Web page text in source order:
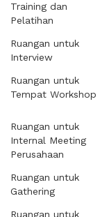
Training dan
Pelatihan
Ruangan untuk
Interview
Ruangan untuk
Tempat Workshop
Ruangan untuk
Internal Meeting
Perusahaan
Ruangan untuk
Gathering
Ruangan untuk